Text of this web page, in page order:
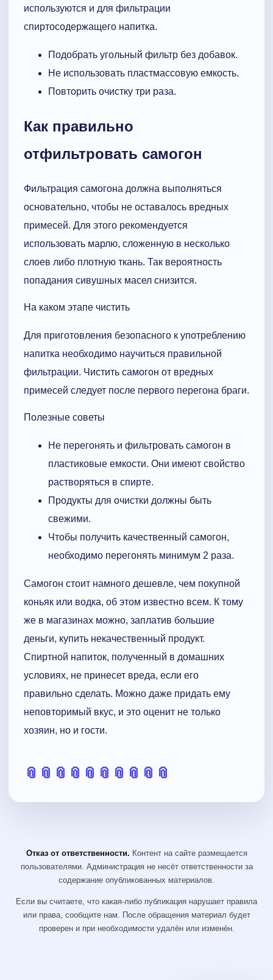
используются и для фильтрации
спиртосодержащего напитка.
Подобрать угольный фильтр без добавок.
Не использовать пластмассовую емкость.
Повторить очистку три раза.
Как правильно
отфильтровать самогон
Фильтрация самогона должна выполняться
основательно, чтобы не оставалось вредных
примесей. Для этого рекомендуется
использовать марлю, сложенную в несколько
слоев либо плотную ткань. Так вероятность
попадания сивушных масел снизится.
На каком этапе чистить
Для приготовления безопасного к употреблению
напитка необходимо научиться правильной
фильтрации. Чистить самогон от вредных
примесей следует после первого перегона браги.
Полезные советы
Не перегонять и фильтровать самогон в
пластиковые емкости. Они имеют свойство
растворяться в спирте.
Продукты для очистки должны быть
свежими.
Чтобы получить качественный самогон,
необходимо перегонять минимум 2 раза.
Самогон стоит намного дешевле, чем покупной
коньяк или водка, об этом известно всем. К тому
же в магазинах можно, заплатив большие
деньги, купить некачественный продукт.
Спиртной напиток, полученный в домашних
условиях, не принесет вреда, если его
правильно сделать. Можно даже придать ему
неповторимый вкус, и это оценит не только
хозяин, но и гости.
📎 📎 📎 📎 📎 📎 📎 📎 📎 📎
Отказ от ответственности. Контент на сайте размещается
пользователями. Администрация не несёт ответственности за
содержание опубликованных материалов.
Если вы считаете, что какая-либо публикация нарушает правила
или права, сообщите нам. После обращения материал будет
проверен и при необходимости удалён или изменён.